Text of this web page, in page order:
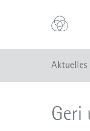
Aktuelles
Geri